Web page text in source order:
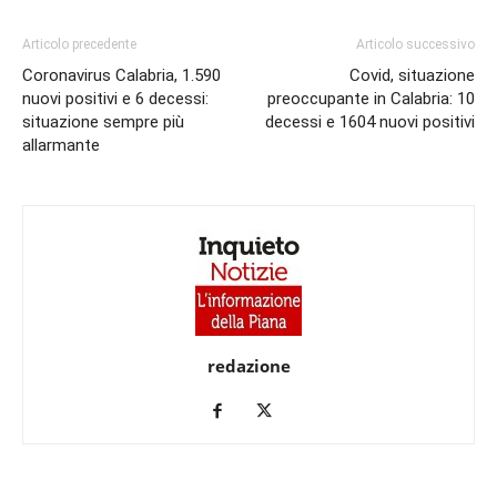
Articolo precedente
Coronavirus Calabria, 1.590
nuovi positivi e 6 decessi:
situazione sempre più
allarmante
Articolo successivo
Covid, situazione
preoccupante in Calabria: 10
decessi e 1604 nuovi positivi
redazione